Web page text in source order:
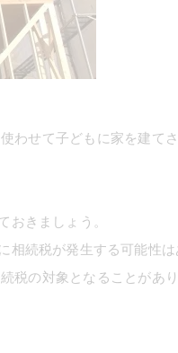
わせて子どもに家を建て
おきましょう。
続税が発生する可能性は
税の対象となることがあ